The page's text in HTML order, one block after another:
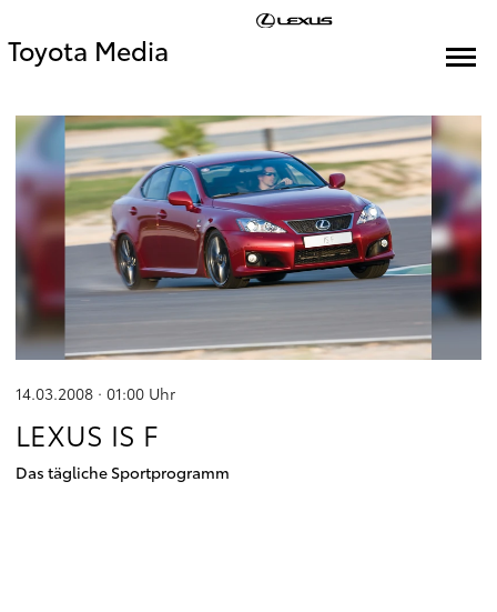
Toyota Media
14.03.2008 · 01:00 Uhr
LEXUS IS F
Das tägliche Sportprogramm